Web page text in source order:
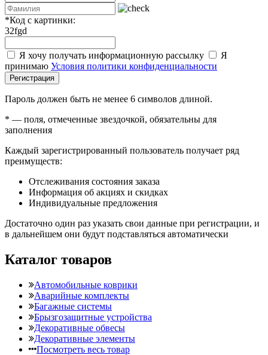
*Код с картинки:
32fgd
Я хочу получать информационную рассылку
Я
принимаю Условия политики конфиденциальности
Регистрация
Пароль должен быть не менее 6 символов длиной.
* — поля, отмеченные звездочкой, обязательны для
заполнения
Каждый зарегистрированный пользователь получает ряд
преимуществ:
Отслеживания состояния заказа
Информация об акциях и скидках
Индивидуальные предложения
Достаточно один раз указать свои данные при регистрации, и
в дальнейшем они будут подставляться автоматически
Каталог товаров
Автомобильные коврики
Аварийные комплекты
Багажные системы
Брызгозащитные устройства
Декоративные обвесы
Декоративные элементы
Посмотреть весь товар